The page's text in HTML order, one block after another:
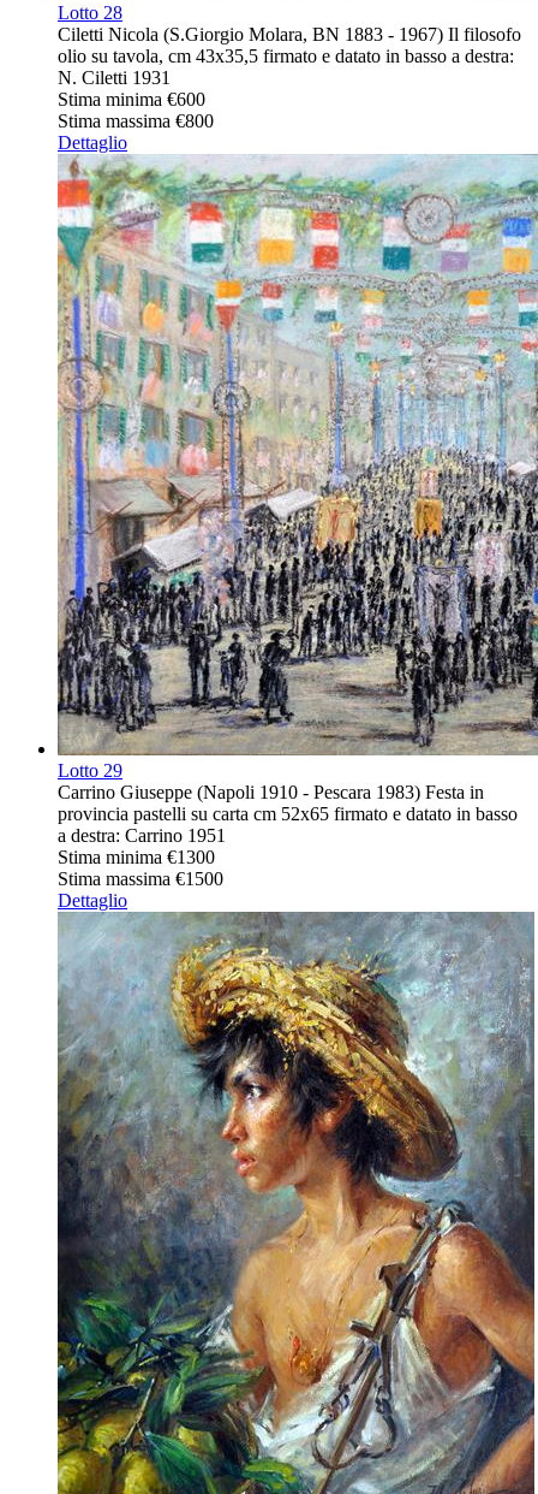
Lotto 28
Ciletti Nicola (S.Giorgio Molara, BN 1883 - 1967) Il filosofo
olio su tavola, cm 43x35,5 firmato e datato in basso a destra:
N. Ciletti 1931
Stima minima €600
Stima massima €800
Dettaglio
Lotto 29
Carrino Giuseppe (Napoli 1910 - Pescara 1983) Festa in
provincia pastelli su carta cm 52x65 firmato e datato in basso
a destra: Carrino 1951
Stima minima €1300
Stima massima €1500
Dettaglio